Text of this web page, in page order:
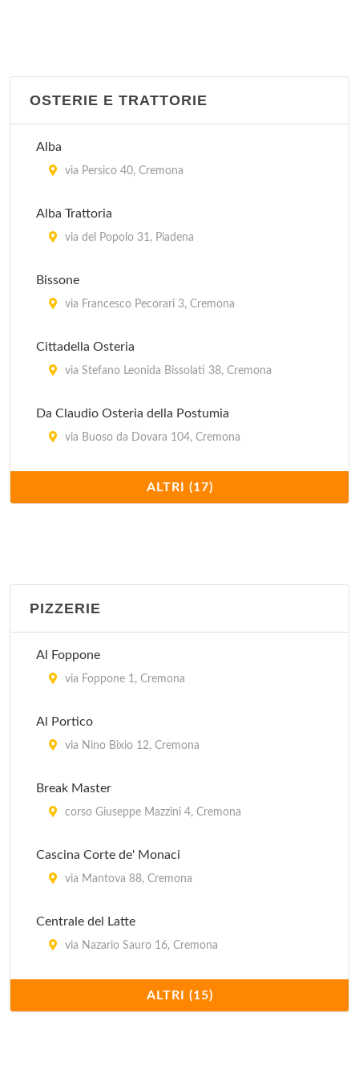
OSTERIE E TRATTORIE
Alba
via Persico 40, Cremona
Alba Trattoria
via del Popolo 31, Piadena
Bissone
via Francesco Pecorari 3, Cremona
Cittadella Osteria
via Stefano Leonida Bissolati 38, Cremona
Da Claudio Osteria della Postumia
via Buoso da Dovara 104, Cremona
via Ferrante Aporti 25, Cremona
Il Fulmine Trattoria
La Lucciola Trattoria
La Piccola
La Sosta
ALTRI (17)
PIZZERIE
Al Foppone
via Foppone 1, Cremona
Al Portico
via Nino Bixio 12, Cremona
Break Master
corso Giuseppe Mazzini 4, Cremona
Cascina Corte de' Monaci
via Mantova 88, Cremona
Centrale del Latte
via Nazario Sauro 16, Cremona
viale Trento e Trieste 62/A, Cremona
ALTRI (15)